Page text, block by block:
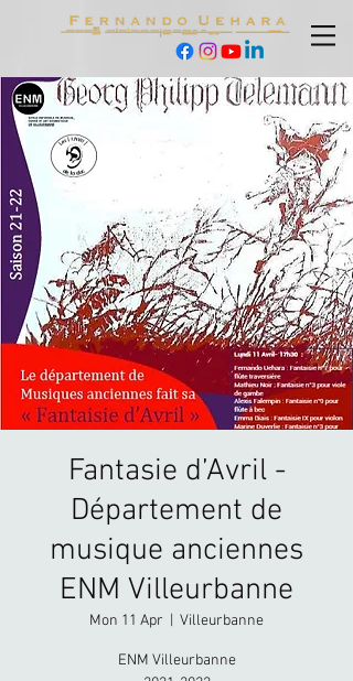
Fantasie d’Avril -
Département de
musique anciennes
ENM Villeurbanne
Mon 11 Apr Villeurbanne
ENM Villeurbanne